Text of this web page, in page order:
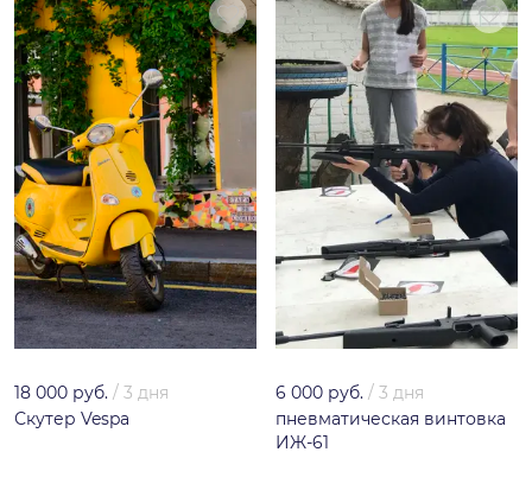
18 000 руб. / 3 дня
Скутер Vespa
6 000 руб. / 3 дня
пневматическая винтовка
ИЖ-61